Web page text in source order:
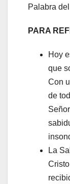
Palabra
PARA
Hoy
que
Con
de
La